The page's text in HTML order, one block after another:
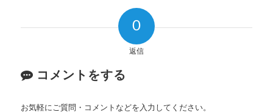
0
返信
コメントをする
お気軽にご質問・コメントなどを入力してください。